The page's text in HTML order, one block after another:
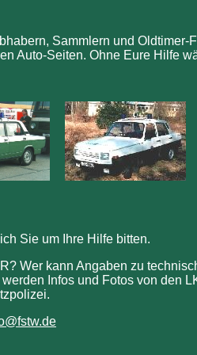
Sie um Ihre Hilfe bitten.
Wer kann Angaben zu
Infos und Fotos von den
Sammlern und Oldtimer-
Auto-Seiten. Ohne Eure Hilfe